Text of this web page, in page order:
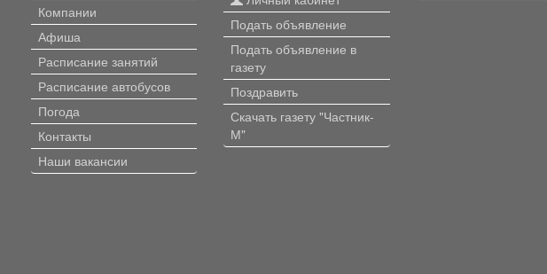
Компании
Афиша
Расписание занятий
Расписание автобусов
Погода
Контакты
Наши вакансии
Подать объявление
Подать объявление в
газету
Поздравить
Скачать газету "Частник-
М"